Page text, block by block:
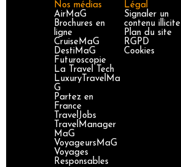
Nos médias
AirMaG
Brochures en
ligne
CruiseMaG
DestiMaG
Futuroscopie
La Travel Tech
LuxuryTravelMa
G
Partez en
France
TravelJobs
TravelManager
MaG
VoyageursMaG
Voyages
Responsables
Légal
Signaler un
contenu illicite
Plan du site
RGPD
Cookies